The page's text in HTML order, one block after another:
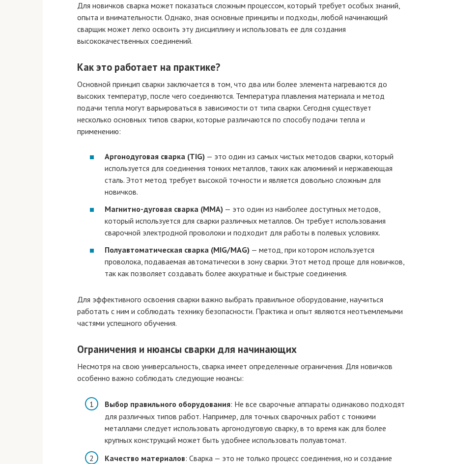
Для новичков сварка может показаться сложным процессом, который требует особых знаний,
опыта и внимательности. Однако, зная основные принципы и подходы, любой начинающий
сварщик может легко освоить эту дисциплину и использовать ее для создания
высококачественных соединений.
Как это работает на практике?
Основной принцип сварки заключается в том, что два или более элемента нагреваются до
высоких температур, после чего соединяются. Температура плавления материала и метод
подачи тепла могут варьироваться в зависимости от типа сварки. Сегодня существует
несколько основных типов сварки, которые различаются по способу подачи тепла и
применению:
Аргонодуговая сварка (TIG) — это один из самых чистых методов сварки, который
используется для соединения тонких металлов, таких как алюминий и нержавеющая
сталь. Этот метод требует высокой точности и является довольно сложным для
новичков.
Магнитно-дуговая сварка (MMA) — это один из наиболее доступных методов,
который используется для сварки различных металлов. Он требует использования
сварочной электродной проволоки и подходит для работы в полевых условиях.
Полуавтоматическая сварка (MIG/MAG) — метод, при котором используется
проволока, подаваемая автоматически в зону сварки. Этот метод проще для новичков,
так как позволяет создавать более аккуратные и быстрые соединения.
Для эффективного освоения сварки важно выбрать правильное оборудование, научиться
работать с ним и соблюдать технику безопасности. Практика и опыт являются неотъемлемыми
частями успешного обучения.
Ограничения и нюансы сварки для начинающих
Несмотря на свою универсальность, сварка имеет определенные ограничения. Для новичков
особенно важно соблюдать следующие нюансы:
Выбор правильного оборудования: Не все сварочные аппараты одинаково подходят
для различных типов работ. Например, для точных сварочных работ с тонкими
металлами следует использовать аргонодуговую сварку, в то время как для более
крупных конструкций может быть удобнее использовать полуавтомат.
Качество материалов: Сварка — это не только процесс соединения, но и создание